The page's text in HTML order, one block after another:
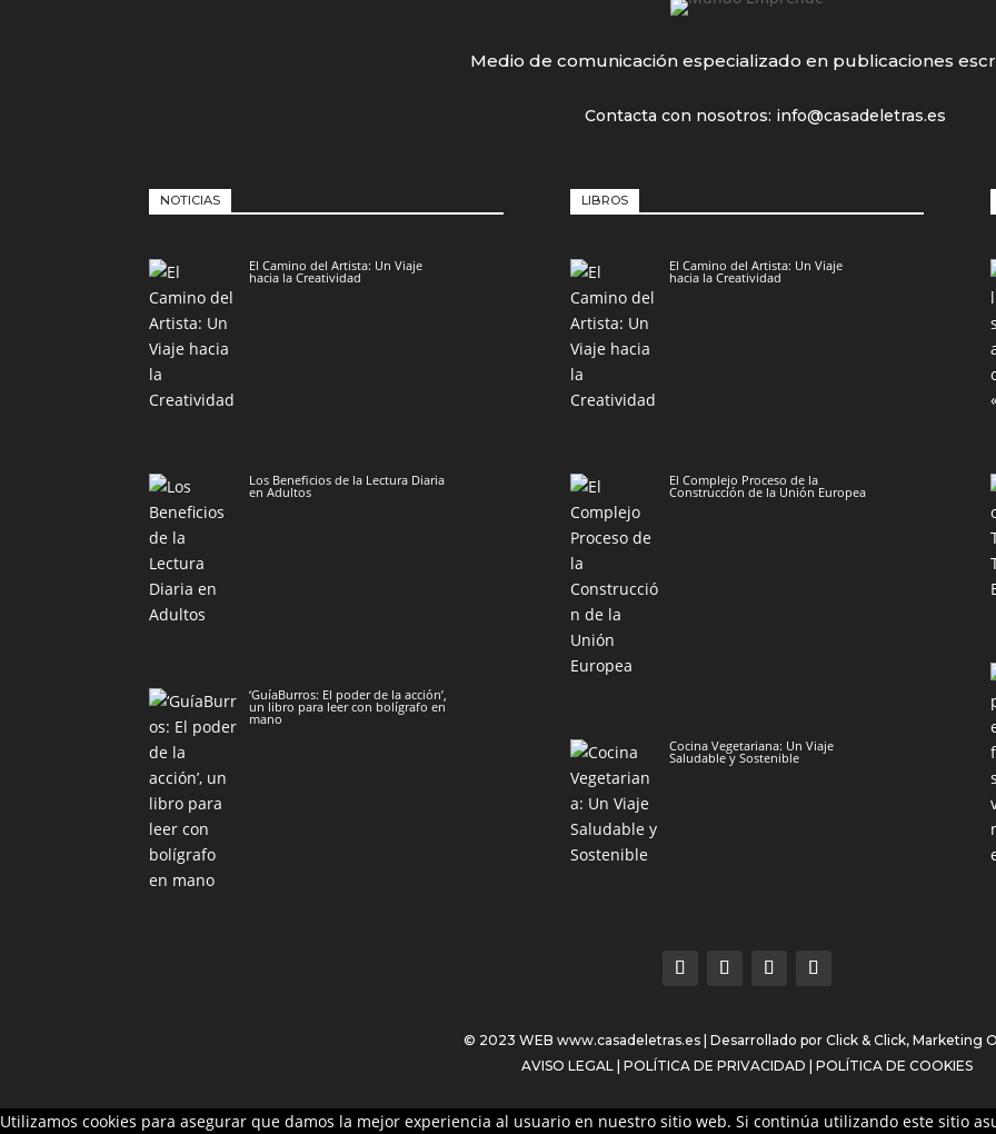
Medio de comunicación especializado en publicaciones
Contacta con nosotros: info@casadeletras.es
NOTICIAS
El Camino del Artista: Un Viaje
hacia la Creatividad
Los Beneficios de la Lectura Diaria
en Adultos
‘GuíaBurros: El poder de la acción’,
un libro para leer con bolígrafo en
mano
LIBROS
El Camino del Artista: Un Viaje
hacia la Creatividad
El Complejo Proceso de la
Construcción de la Unión Europea
Cocina Vegetariana: Un Viaje
Saludable y Sostenible
© 2023 WEB www.casadeletras.es| Desarrollado por Click & Click, Marketing
AVISO LEGAL POLÍTICA DE PRIVACIDAD POLÍTICA DE COOKIES
Utilizamos cookies para asegurar que damos la mejor experiencia al usuario en nuestro sitio web. Si continúa utilizando este sitio